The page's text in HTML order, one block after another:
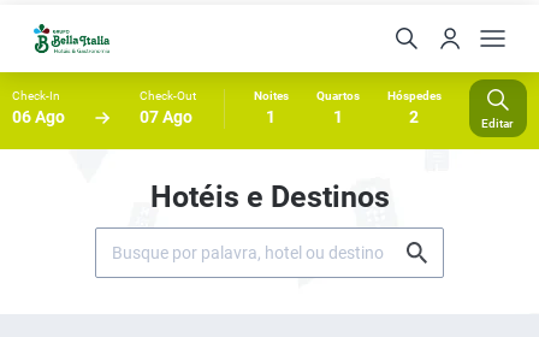
Check-In
06 Ago
Check-Out
07 Ago
Noites
1
Quartos
1
Hóspedes
2 Editar
Hotéis e Destinos